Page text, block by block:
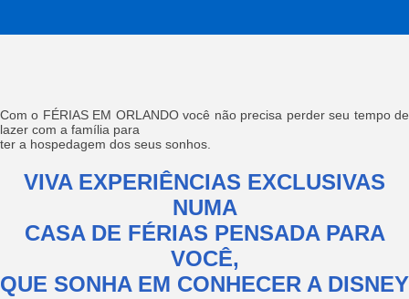
Com o FÉRIAS EM ORLANDO você não precisa perder seu tempo de
lazer com a família para
ter a hospedagem dos seus sonhos.
VIVA EXPERIÊNCIAS EXCLUSIVAS
NUMA
CASA DE FÉRIAS PENSADA PARA
VOCÊ,
QUE SONHA EM CONHECER A DISNEY